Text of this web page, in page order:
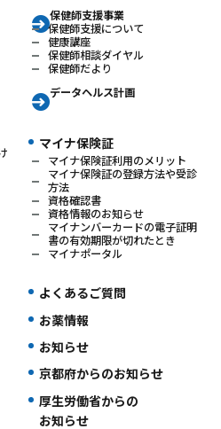
保健師支援事業
保健師支援について
健康講座
保健師相談ダイヤル
保健師だより
データヘルス計画
マイナ保険証
マイナ保険証利用のメリット
マイナ保険証の登録方法や受診
方法
資格確認書
資格情報のお知らせ
マイナンバーカードの電子証明
書の有効期限が切れたとき
マイナポータル
よくあるご質問
お薬情報
お知らせ
京都府からのお知らせ
厚生労働省からの
お知らせ